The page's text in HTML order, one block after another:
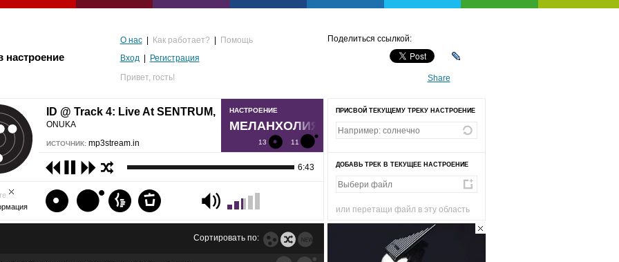
настроение
О нас Как работает?
Помощь
Вход
Регистрация
Привет, гость!
Поделиться ссылкой:
Share
ID @ Track 4: Live At SENTRUM, 2015 —
ONUKA
ИСТОЧНИК: mp3stream.in
НАСТРОЕНИЕ
МЕЛАНХОЛИЯ
13 11
6:43
Сортировать по:
ПРИСВОЙ ТЕКУЩЕМУ ТРЕКУ НАСТРОЕНИЕ
ДОБАВЬ ТРЕК В ТЕКУЩЕЕ НАСТРОЕНИЕ
или перетащи файл в эту область